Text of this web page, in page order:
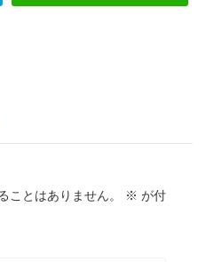
ことはありません。 ※ が付